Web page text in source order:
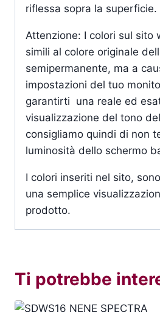
riflessa sopra la superficie.
Attenzione: I colori sul sito
simili al colore originale
semipermanente, ma a
impostazioni del tuo
garantirti una reale ed
visualizzazione del tono
consigliamo quindi di non
luminosità dello schermo
I colori inseriti nel sito,
una semplice
prodotto.
Ti potrebbe